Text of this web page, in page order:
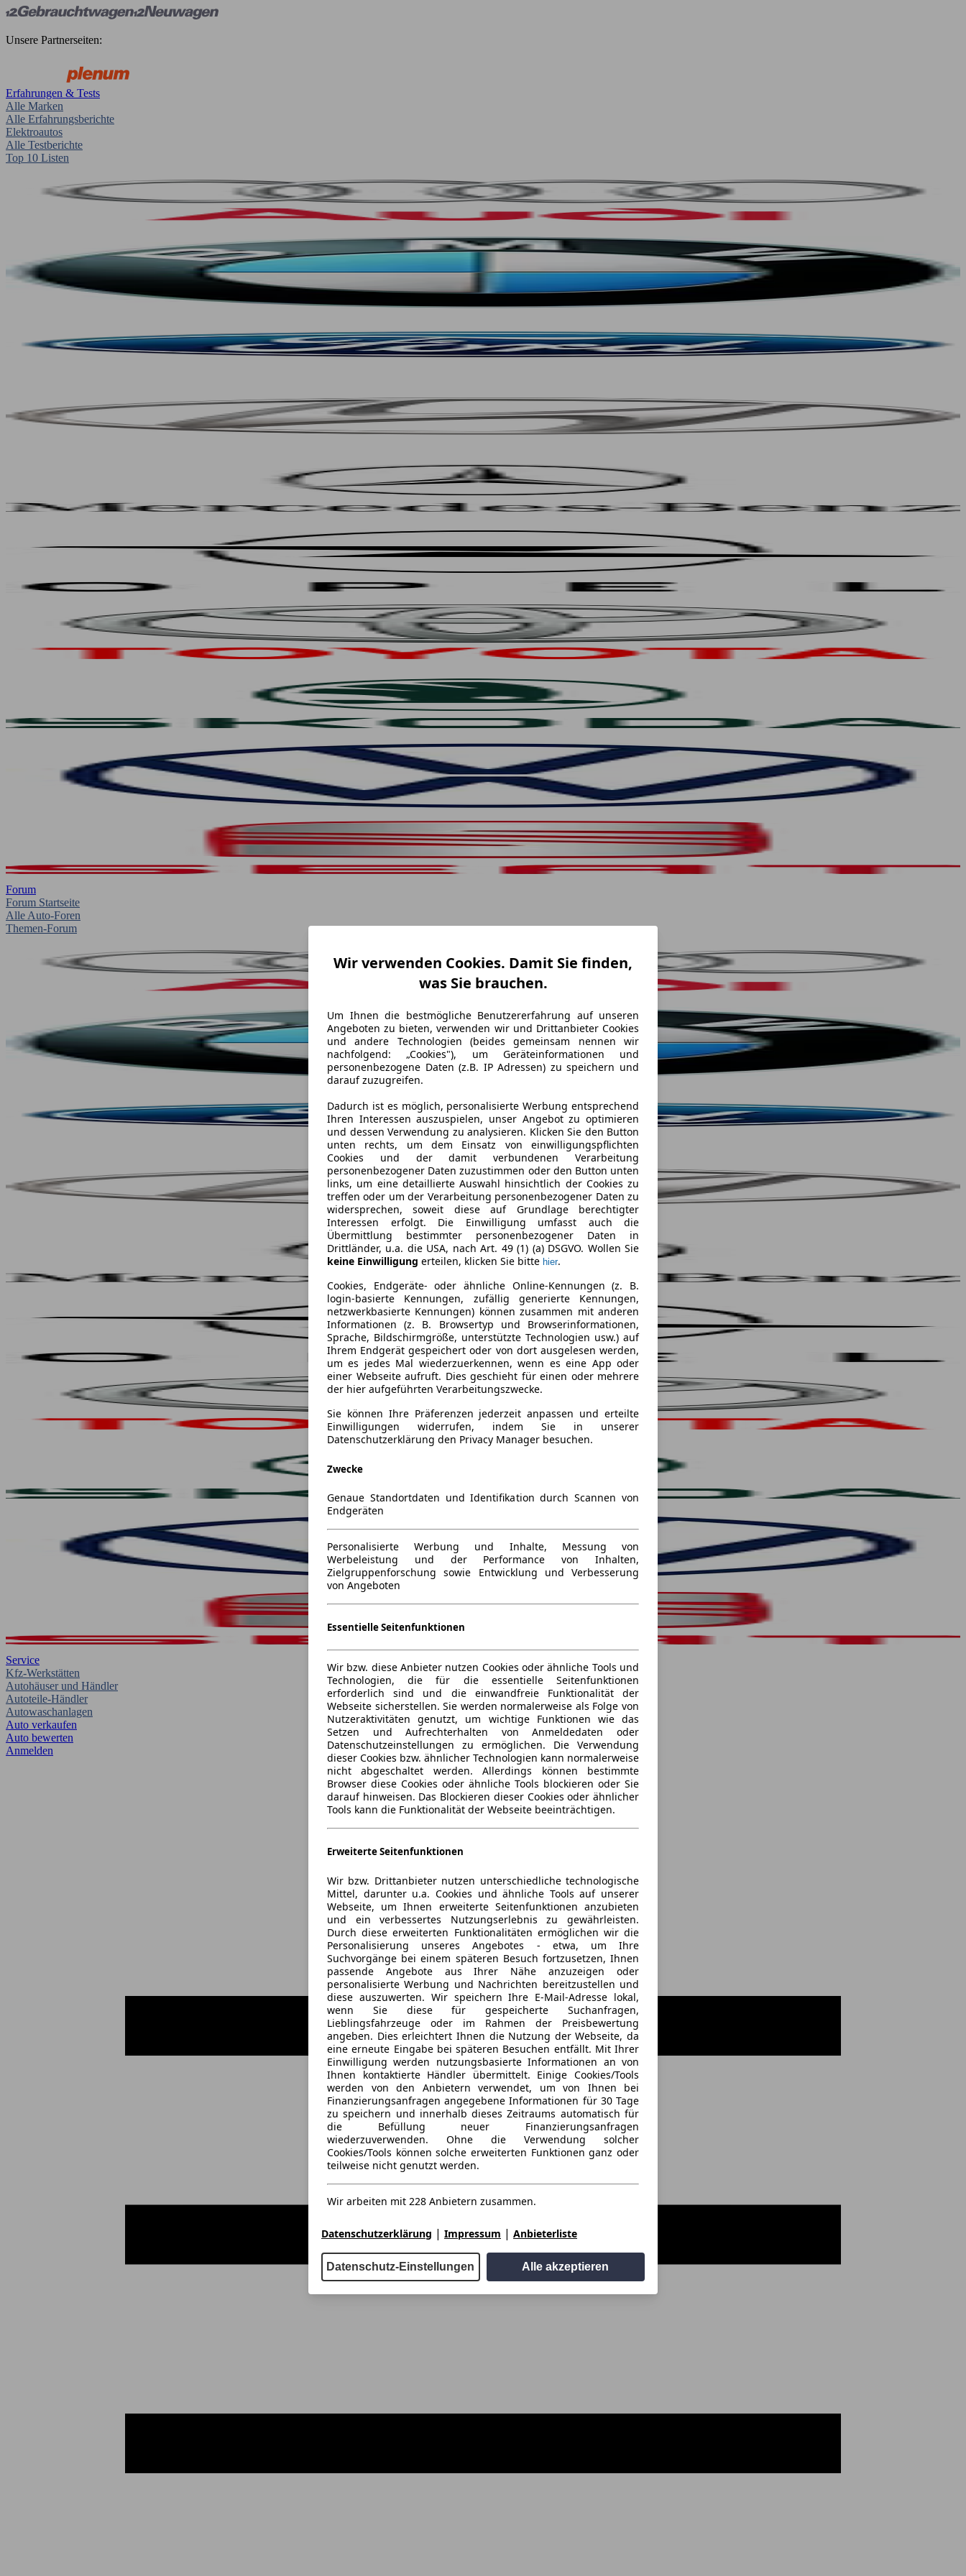
Unsere Partnerseiten:
Erfahrungen & Tests
Alle Marken
Alle Erfahrungsberichte
Elektroautos
Alle Testberichte
Top 10 Listen
Forum
Forum Startseite
Alle Auto-Foren
Themen-Forum
Service
Kfz-Werkstätten
Autohäuser und Händler
Autoteile-Händler
Autowaschanlagen
Auto verkaufen
Auto bewerten
Anmelden
Wir verwenden Cookies. Damit Sie finden,
was Sie brauchen.
Um Ihnen die bestmögliche Benutzererfahrung auf unseren
Angeboten zu bieten, verwenden wir und Drittanbieter Cookies
und andere Technologien (beides gemeinsam nennen wir
nachfolgend: „Cookies"), um Geräteinformationen und
personenbezogene Daten (z.B. IP Adressen) zu speichern und
darauf zuzugreifen.
Dadurch ist es möglich, personalisierte Werbung entsprechend
Ihren Interessen auszuspielen, unser Angebot zu optimieren
und dessen Verwendung zu analysieren. Klicken Sie den Button
unten rechts, um dem Einsatz von einwilligungspflichten
Cookies und der damit verbundenen Verarbeitung
personenbezogener Daten zuzustimmen oder den Button unten
links, um eine detaillierte Auswahl hinsichtlich der Cookies zu
treffen oder um der Verarbeitung personenbezogener Daten zu
widersprechen, soweit diese auf Grundlage berechtigter
Interessen erfolgt. Die Einwilligung umfasst auch die
Übermittlung bestimmter personenbezogener Daten in
Drittländer, u.a. die USA, nach Art. 49 (1) (a) DSGVO. Wollen Sie
keine Einwilligung erteilen, klicken Sie bitte hier.
Cookies, Endgeräte- oder ähnliche Online-Kennungen (z. B.
login-basierte Kennungen, zufällig generierte Kennungen,
netzwerkbasierte Kennungen) können zusammen mit anderen
Informationen (z. B. Browsertyp und Browserinformationen,
Sprache, Bildschirmgröße, unterstützte Technologien usw.) auf
Ihrem Endgerät gespeichert oder von dort ausgelesen werden,
um es jedes Mal wiederzuerkennen, wenn es eine App oder
einer Webseite aufruft. Dies geschieht für einen oder mehrere
der hier aufgeführten Verarbeitungszwecke.
Sie können Ihre Präferenzen jederzeit anpassen und erteilte
Einwilligungen widerrufen, indem Sie in unserer
Datenschutzerklärung den Privacy Manager besuchen.
Zwecke
Genaue Standortdaten und Identifikation durch Scannen von
Endgeräten
Personalisierte Werbung und Inhalte, Messung von
Werbeleistung und der Performance von Inhalten,
Zielgruppenforschung sowie Entwicklung und Verbesserung
von Angeboten
Essentielle Seitenfunktionen
Wir bzw. diese Anbieter nutzen Cookies oder ähnliche Tools und
Technologien, die für die essentielle Seitenfunktionen
erforderlich sind und die einwandfreie Funktionalität der
Webseite sicherstellen. Sie werden normalerweise als Folge von
Nutzeraktivitäten genutzt, um wichtige Funktionen wie das
Setzen und Aufrechterhalten von Anmeldedaten oder
Datenschutzeinstellungen zu ermöglichen. Die Verwendung
dieser Cookies bzw. ähnlicher Technologien kann normalerweise
nicht abgeschaltet werden. Allerdings können bestimmte
Browser diese Cookies oder ähnliche Tools blockieren oder Sie
darauf hinweisen. Das Blockieren dieser Cookies oder ähnlicher
Tools kann die Funktionalität der Webseite beeinträchtigen.
Erweiterte Seitenfunktionen
Wir bzw. Drittanbieter nutzen unterschiedliche technologische
Mittel, darunter u.a. Cookies und ähnliche Tools auf unserer
Webseite, um Ihnen erweiterte Seitenfunktionen anzubieten
und ein verbessertes Nutzungserlebnis zu gewährleisten.
Durch diese erweiterten Funktionalitäten ermöglichen wir die
Personalisierung unseres Angebotes - etwa, um Ihre
Suchvorgänge bei einem späteren Besuch fortzusetzen, Ihnen
passende Angebote aus Ihrer Nähe anzuzeigen oder
personalisierte Werbung und Nachrichten bereitzustellen und
diese auszuwerten. Wir speichern Ihre E-Mail-Adresse lokal,
wenn Sie diese für gespeicherte Suchanfragen,
Lieblingsfahrzeuge oder im Rahmen der Preisbewertung
angeben. Dies erleichtert Ihnen die Nutzung der Webseite, da
eine erneute Eingabe bei späteren Besuchen entfällt. Mit Ihrer
Einwilligung werden nutzungsbasierte Informationen an von
Ihnen kontaktierte Händler übermittelt. Einige Cookies/Tools
werden von den Anbietern verwendet, um von Ihnen bei
Finanzierungsanfragen angegebene Informationen für 30 Tage
zu speichern und innerhalb dieses Zeitraums automatisch für
die Befüllung neuer Finanzierungsanfragen
wiederzuverwenden. Ohne die Verwendung solcher
Cookies/Tools können solche erweiterten Funktionen ganz oder
teilweise nicht genutzt werden.
Wir arbeiten mit 228 Anbietern zusammen.
Datenschutzerklärung | Impressum | Anbieterliste
Datenschutz-Einstellungen Alle akzeptieren